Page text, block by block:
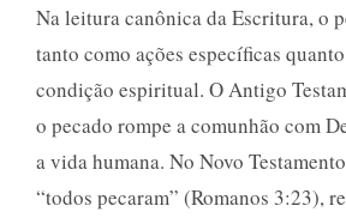
Na leitura canônica da Escritura, o
tanto como ações específicas
condição espiritual. O Antigo
o pecado rompe a comunhão com
a vida humana. No Novo
“todos pecaram” (Romanos 3:23),